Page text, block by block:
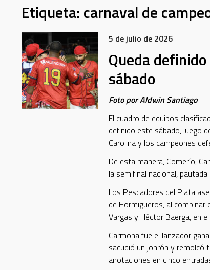
Etiqueta:carnaval de
5 de julio de 2026
Queda
sábado
Foto por Aldwin Santiago
El cuadro de equipos
definido este sábado, luego
Carolina y los campeones
De esta manera, Comerío,
la semifinal nacional,
Los Pescadores del Plata
de Hormigueros, al combinar
Vargas y Héctor Baerga, en
Carmona fue el lanzador
sacudió un jonrón y remolcó
anotaciones en cinco